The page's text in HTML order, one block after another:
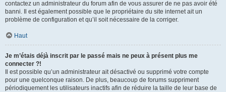
contactez un administrateur du forum afin de vous assurer de ne pas avoir été
banni. Il est également possible que le propriétaire du site internet ait un
problème de configuration et qu’il soit nécessaire de la corriger.
Haut
Je m’étais déjà inscrit par le passé mais ne peux à présent plus me
connecter ?!
Il est possible qu’un administrateur ait désactivé ou supprimé votre compte
pour une quelconque raison. De plus, beaucoup de forums suppriment
périodiquement les utilisateurs inactifs afin de réduire la taille de leur base de